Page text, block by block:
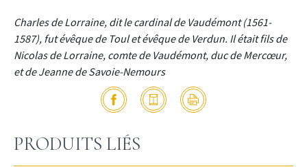
Charles de Lorraine, dit le cardinal de Vaudémont (1561-
1587), fut évêque de Toul et évêque de Verdun. Il était fils de
Nicolas de Lorraine, comte de Vaudémont, duc de Mercœur,
et de Jeanne de Savoie-Nemours
PRODUITS LIÉS